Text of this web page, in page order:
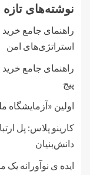
نوشته‌های تازه
راهنمای جامع خرید
استراتژی‌های امن
راهنمای جامع خرید
پیج
اولین
کارینو پلاس: پل
دانش‌بنیان
ایده ی نوآورانه